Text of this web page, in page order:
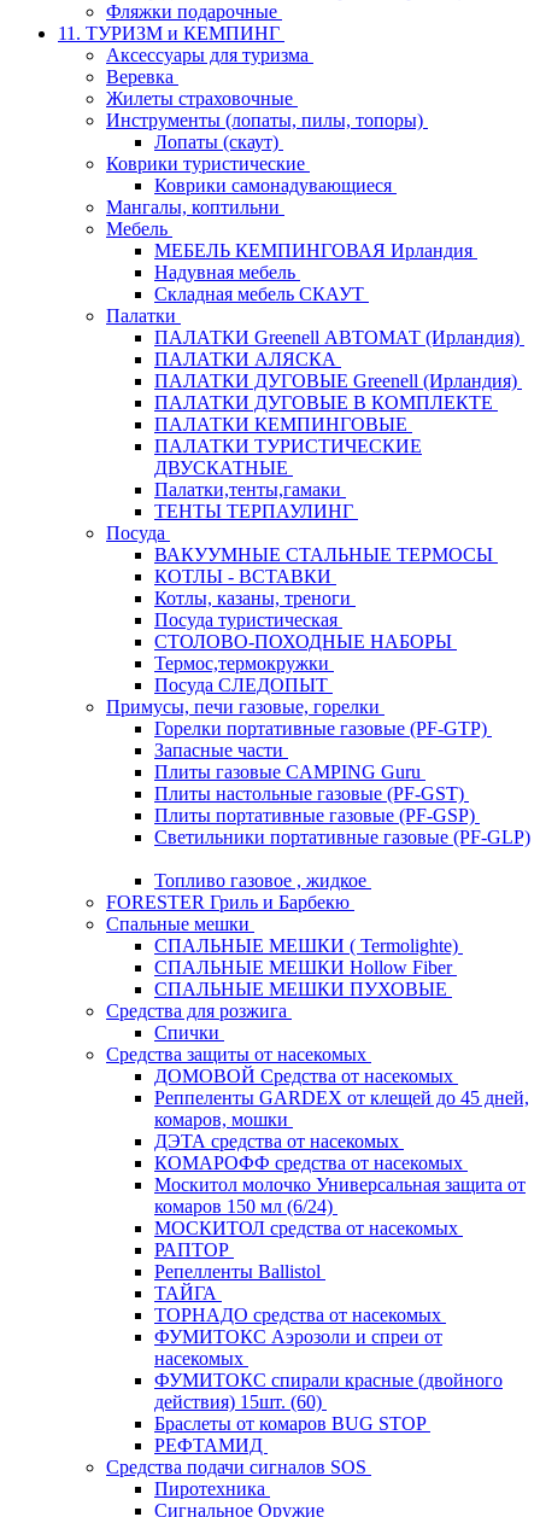
Фляжки подарочные
11. ТУРИЗМ и КЕМПИНГ
Аксессуары для туризма
Веревка
Жилеты страховочные
Инструменты (лопаты, пилы, топоры)
Лопаты (скаут)
Коврики туристические
Коврики самонадувающиеся
Мангалы, коптильни
Мебель
МЕБЕЛЬ КЕМПИНГОВАЯ Ирландия
Надувная мебель
Складная мебель СКАУТ
Палатки
ПАЛАТКИ Greenell АВТОМАТ (Ирландия)
ПАЛАТКИ АЛЯСКА
ПАЛАТКИ ДУГОВЫЕ Greenell (Ирландия)
ПАЛАТКИ ДУГОВЫЕ В КОМПЛЕКТЕ
ПАЛАТКИ КЕМПИНГОВЫЕ
ПАЛАТКИ ТУРИСТИЧЕСКИЕ
ДВУСКАТНЫЕ
Палатки,тенты,гамаки
ТЕНТЫ ТЕРПАУЛИНГ
Посуда
ВАКУУМНЫЕ СТАЛЬНЫЕ ТЕРМОСЫ
КОТЛЫ - ВСТАВКИ
Котлы, казаны, треноги
Посуда туристическая
СТОЛОВО-ПОХОДНЫЕ НАБОРЫ
Термос,термокружки
Посуда СЛЕДОПЫТ
Примусы, печи газовые, горелки
Горелки портативные газовые (PF-GTP)
Запасные части
Плиты газовые CAMPING Guru
Плиты настольные газовые (PF-GST)
Плиты портативные газовые (PF-GSP)
Светильники портативные газовые (PF-GLP)
Топливо газовое , жидкое
FORESTER Гриль и Барбекю
Спальные мешки
СПАЛЬНЫЕ МЕШКИ ( Termolighte)
СПАЛЬНЫЕ МЕШКИ Hollow Fiber
СПАЛЬНЫЕ МЕШКИ ПУХОВЫЕ
Средства для розжига
Спички
Средства защиты от насекомых
ДОМОВОЙ Средства от насекомых
Реппеленты GARDEX от клещей до 45 дней,
комаров, мошки
ДЭТА средства от насекомых
КОМАРОФФ средства от насекомых
Москитол молочко Универсальная защита от
комаров 150 мл (6/24)
МОСКИТОЛ средства от насекомых
РАПТОР
Репелленты Ballistol
ТАЙГА
ТОРНАДО средства от насекомых
ФУМИТОКС Аэрозоли и спреи от
насекомых
ФУМИТОКС спирали красные (двойного
действия) 15шт. (60)
Браслеты от комаров BUG STOP
РЕФТАМИД
Средства подачи сигналов SOS
Пиротехника
Сигнальное Оружие